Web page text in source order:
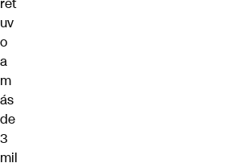
uv
o
a
m
ás
de
3
mil